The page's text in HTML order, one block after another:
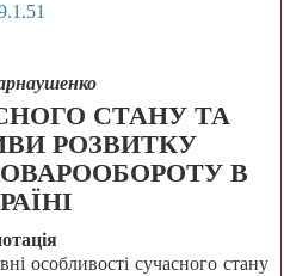
СТАНУ ТА
РОЗВИТКУ
В
особливості сучасного стану